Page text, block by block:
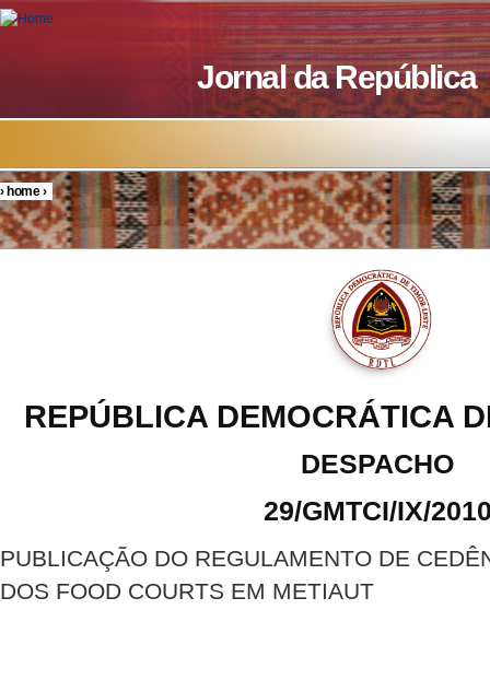
Skip to main content
Jornal da República
You are here
›home›
REPÚBLICA DEMOCRÁTICA
DESPACHO
29/GMTCI/IX/
PUBLICAÇÃO DO REGULAMENTO DE
DOS FOOD COURTS EM METIAUT